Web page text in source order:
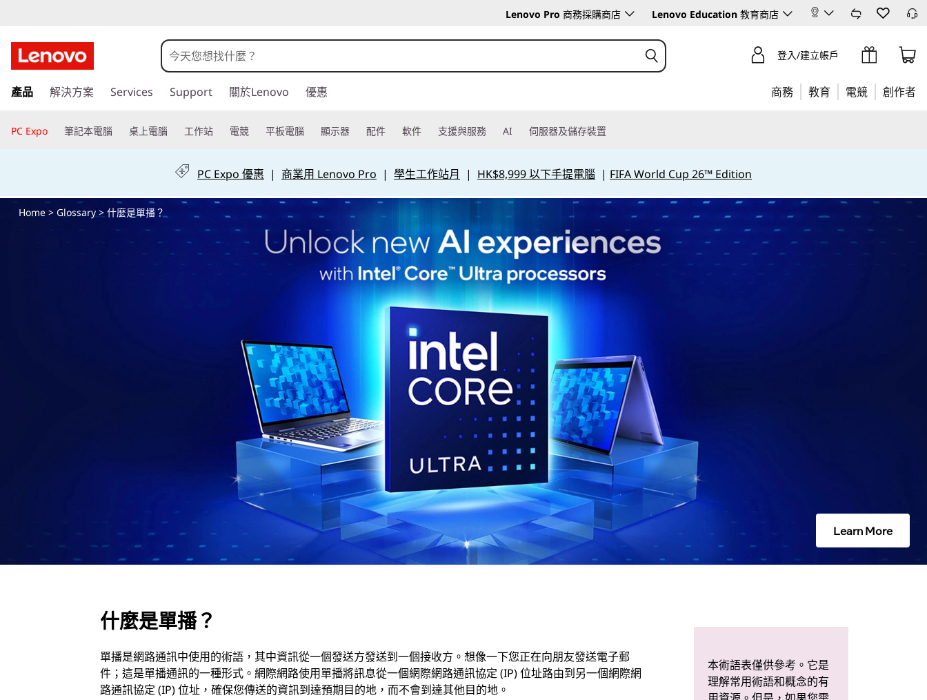
麼
是
播
Lenovo Pro 商務採購商店 Lenovo Education 教育商店
至
要
登入/建立帳戶
產品 解決方案 Services Support 關於Lenovo 優惠 商務 教育 電競 創作者
PC Expo 筆記本電腦 桌上電腦 工作站 電競 平板電腦 顯示器 配件 軟件 支援與服務 AI 伺服器及儲存裝置
PC Expo 優惠 | 商業用 Lenovo Pro | 學生工作站月 | HK$8,999 以下手提電腦 | FIFA World Cup 26™ Edition
Home> Glossary> 什麼是單播？
Learn More
什麼是單播？
單播是網路通訊中使用的術語，其中資訊從一個發送方發送到一個接收方。想像一下您正在向朋友發送電子郵
件；這是單播通訊的一種形式。網際網路使用單播將訊息從一個網際網路通訊協定 (IP) 位址路由到另一個網際網
路通訊協定 (IP) 位址，確保您傳送的資訊到達預期目的地，而不會到達其他目的地。
本術語表僅供參考。它是
理解常用術語和概念的有